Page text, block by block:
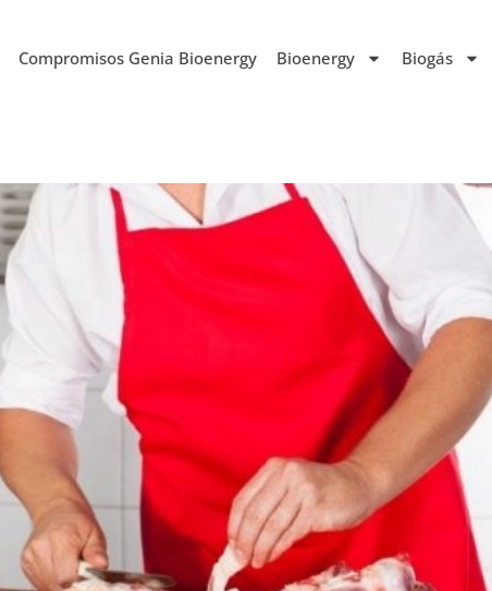
Compromisos Genia Bioenergy Bioenergy Biogás